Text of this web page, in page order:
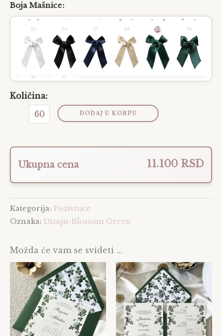
Boja Mašnice
25 26 27 28 29 30
31 32
Količina:
DODAJ U KORPU
Ukupna cena 11.100 RSD
Kategorija: Pozivnice
Oznaka: Dizajn-Blossom Green
Možda će vam se svideti …